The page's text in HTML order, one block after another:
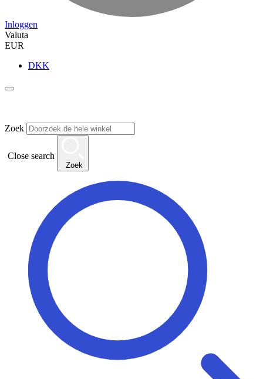
Inloggen
Valuta
EUR
DKK
Zoek
Close search
Zoek